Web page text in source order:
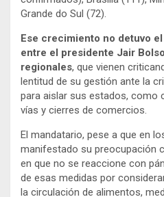
Grande do Sul (72).
Ese crecimiento no detuvo
entre el presidente Jair
regionales, que vienen
lentitud de su gestión ante la
para aislar sus estados, como
vías y cierres de comercios.
El mandatario, pese a que en
manifestado su preocupación
en que no se reaccione con
de esas medidas por
la circulación de alimentos,